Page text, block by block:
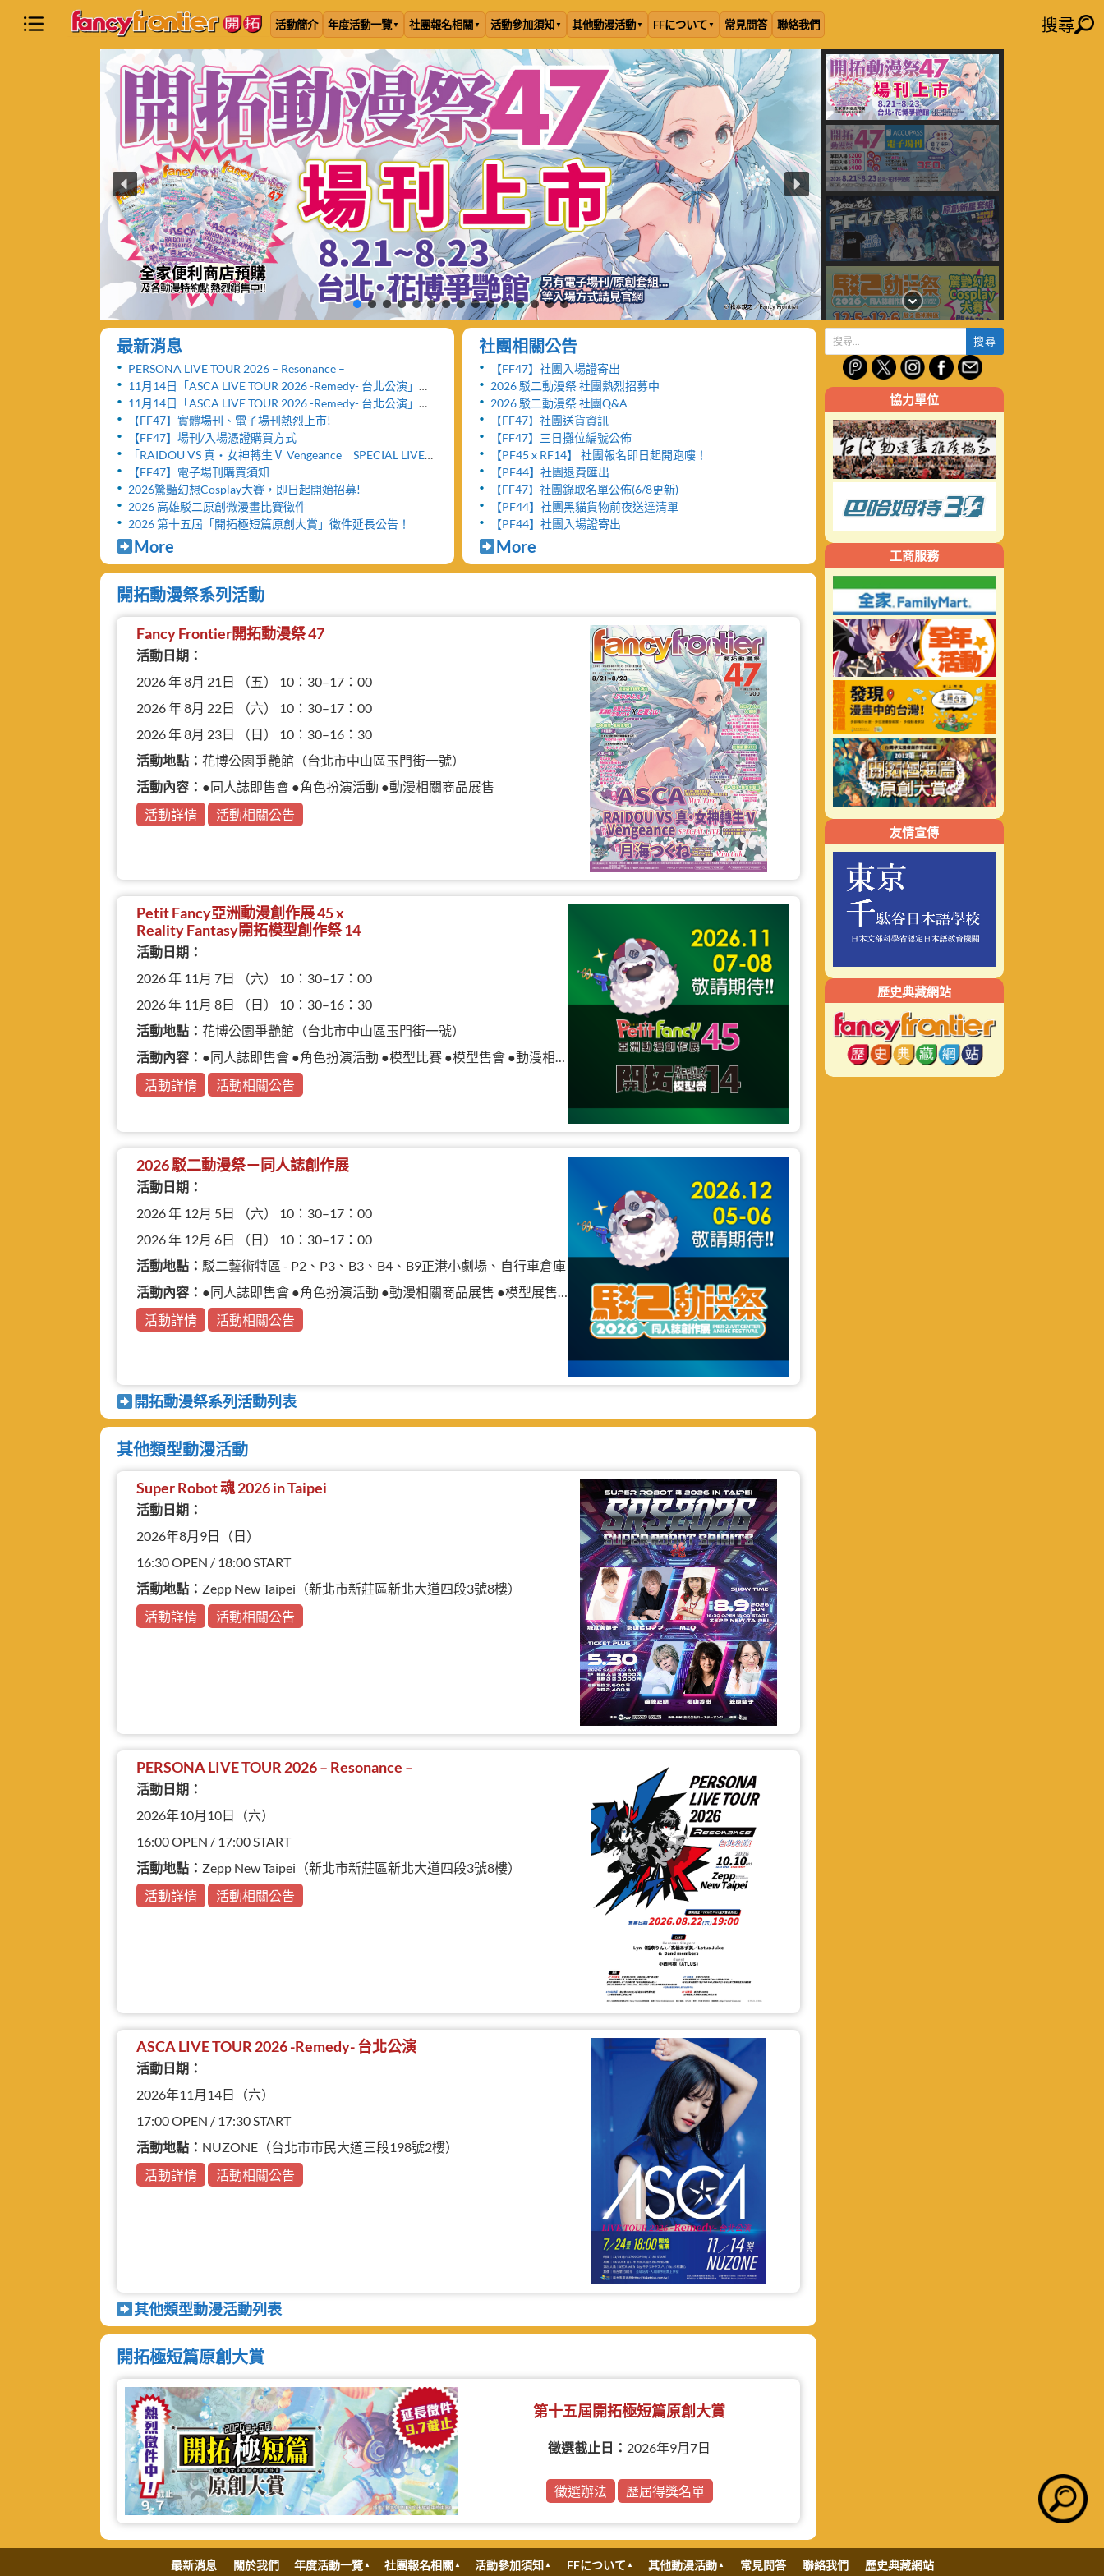
活動簡介 年度活動一覽 社團報名相關 活動參加須知 其他動漫活動 FFについて 常見問答 聯絡我們 搜尋
最新消息
PERSONA LIVE TOUR 2026 – Resonance –
11月14日「ASCA LIVE TOUR 2026 -Remedy- 台北公演」將
舉辦「FF47迷你演唱會」與「致贈小禮物活動」
11月14日「ASCA LIVE TOUR 2026 -Remedy- 台北公演」售
票網頁公開及女性粉絲看台區設置公告！！
【FF47】實體場刊、電子場刊熱烈上市!
【FF47】場刊/入場憑證購買方式
「RAIDOU VS 真・女神轉生Ⅴ Vengeance SPECIAL LIVE
台北公演」活動取消及退票服務相關公告
【FF47】電子場刊購買須知
2026驚豔幻想Cosplay大賽，即日起開始招募!
2026 高雄駁二原創微漫畫比賽徵件
2026 第十五屆「開拓極短篇原創大賞」徵件延長公告！
More
社團相關公告
【FF47】社團入場證寄出
2026 駁二動漫祭 社團熱烈招募中
2026 駁二動漫祭 社團Q&A
【FF47】社團送貨資訊
【FF47】三日攤位編號公佈
【PF45 x RF14】 社團報名即日起開跑嘍！
【PF44】社團退費匯出
【FF47】社團錄取名單公佈(6/8更新)
【PF44】社團黑貓貨物前夜送達清單
【PF44】社團入場證寄出
More
開拓動漫祭系列活動
Fancy Frontier開拓動漫祭 47
活動日期：
2026 年 8月 21日 （五） 10：30–17：00
2026 年 8月 22日 （六） 10：30–17：00
2026 年 8月 23日 （日） 10：30–16：30
活動地點：花博公園爭艷館（台北市中山區玉門街一號）
活動內容： ●同人誌即售會 ●角色扮演活動 ●動漫相關商品展售
活動詳情
活動相關公告
Petit Fancy亞洲動漫創作展 45 x
Reality Fantasy開拓模型創作祭 14
活動日期：
2026 年 11月 7日 （六） 10：30–17：00
2026 年 11月 8日 （日） 10：30–16：30
活動地點：花博公園爭艷館（台北市中山區玉門街一號）
活動內容： ●同人誌即售會 ●角色扮演活動 ●模型比賽 ●模型售會 ●動漫相關商品展售
活動詳情
活動相關公告
2026 駁二動漫祭－同人誌創作展
活動日期：
2026 年 12月 5日 （六） 10：30–17：00
2026 年 12月 6日 （日） 10：30–17：00
活動地點： 駁二藝術特區 - P2、P3、B3、B4、B9正港小劇場、自行車倉庫
活動內容： ●同人誌即售會 ●角色扮演活動 ●動漫相關商品展售 ●模型展售 ●二手物品販售攤
活動詳情
活動相關公告
開拓動漫祭系列活動列表
其他類型動漫活動
Super Robot 魂 2026 in Taipei
活動日期：
2026年8月9日（日）
16:30 OPEN / 18:00 START
活動地點： Zepp New Taipei（新北市新莊區新北大道四段3號8樓）
活動詳情
活動相關公告
PERSONA LIVE TOUR 2026 – Resonance –
活動日期：
2026年10月10日（六）
16:00 OPEN / 17:00 START
活動地點： Zepp New Taipei（新北市新莊區新北大道四段3號8樓）
活動詳情
活動相關公告
ASCA LIVE TOUR 2026 -Remedy- 台北公演
活動日期：
2026年11月14日（六）
17:00 OPEN / 17:30 START
活動地點： NUZONE（台北市市民大道三段198號2樓）
活動詳情
活動相關公告
其他類型動漫活動列表
開拓極短篇原創大賞
第十五屆開拓極短篇原創大賞
徵選截止日： 2026年9月7日
徵選辦法 歷屆得獎名單
尋
關
鍵
字:
協力單位
工商服務
友情宣傳
歷史典藏網站
最新消息 關於我們 年度活動一覽 社團報名相關 活動參加須知 FFについて 其他動漫活動 常見問答 聯絡我們 歷史典藏網站